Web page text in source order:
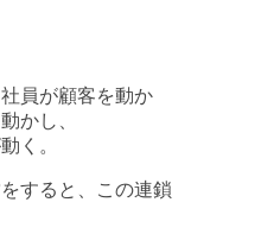
員が顧客を動か
かし、
く。
すると、この連鎖